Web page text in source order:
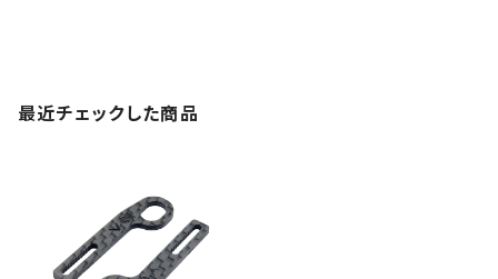
最近チェックした商品